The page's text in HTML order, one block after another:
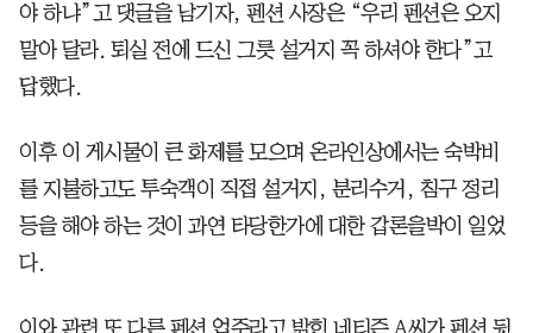
야 하냐”고 댓글을 남기자, 펜션 사장은 “우리 펜션은 오지
말아 달라. 퇴실 전에 드신 그릇 설거지 꼭 하셔야 한다”고
답했다.
이후 이 게시물이 큰 화제를 모으며 온라인상에서는 숙박비
를 지불하고도 투숙객이 직접 설거지, 분리수거, 침구 정리
등을 해야 하는 것이 과연 타당한가에 대한 갑론을박이 일었
다.
이와 관련 또 다른 펜션 업주라고 밝힌 네티즌 A씨가 펜션 뒷